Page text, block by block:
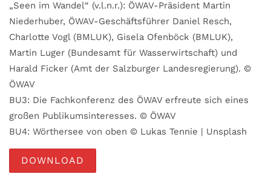
„Seen im Wandel“ (v.l.n.r.): ÖWAV-Präsident Martin
Niederhuber, ÖWAV-Geschäftsführer Daniel Resch,
Charlotte Vogl (BMLUK), Gisela Ofenböck (BMLUK),
Martin Luger (Bundesamt für Wasserwirtschaft) und
Harald Ficker (Amt der Salzburger Landesregierung). ©
ÖWAV
BU3: Die Fachkonferenz des ÖWAV erfreute sich eines
großen Publikumsinteresses. © ÖWAV
BU4: Wörthersee von oben © Lukas Tennie | Unsplash
DOWNLOAD